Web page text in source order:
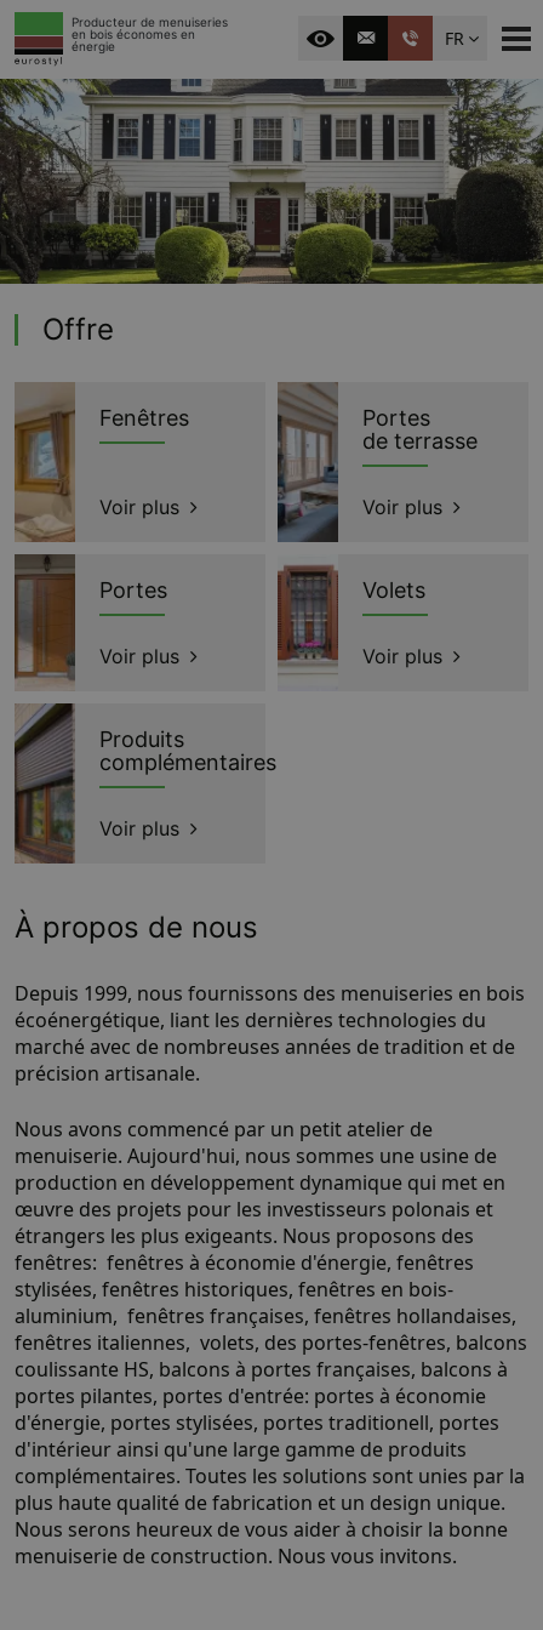
Producteur de menuiseries
en bois économes en
énergie
FR
Offre
Fenêtres
Voir plus
Portes
de terrasse
Voir plus
Portes
Voir plus
Volets
Voir plus
Produits
complémentaires
Voir plus
À propos de nous
Depuis 1999, nous fournissons des menuiseries en bois
écoénergétique, liant les dernières technologies du
marché avec de nombreuses années de tradition et de
précision artisanale.
Nous avons commencé par un petit atelier de
menuiserie. Aujourd'hui, nous sommes une usine de
production en développement dynamique qui met en
œuvre des projets pour les investisseurs polonais et
étrangers les plus exigeants. Nous proposons des
fenêtres: fenêtres à économie d'énergie, fenêtres
stylisées, fenêtres historiques, fenêtres en bois-
aluminium, fenêtres françaises, fenêtres hollandaises,
fenêtres italiennes, volets, des portes-fenêtres, balcons
coulissante HS, balcons à portes françaises, balcons à
portes pilantes, portes d'entrée: portes à économie
d'énergie, portes stylisées, portes traditionell, portes
d'intérieur ainsi qu'une large gamme de produits
complémentaires. Toutes les solutions sont unies par la
plus haute qualité de fabrication et un design unique.
Nous serons heureux de vous aider à choisir la bonne
menuiserie de construction. Nous vous invitons.